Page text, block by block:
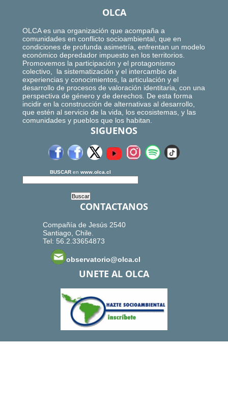
OLCA
OLCA es una organización que acompaña a
comunidades en conflicto socioambiental, que en
condiciones de profunda asimetría, enfrentan un modelo
económico depredador impuesto en los territorios.
Promovemos la participación y el protagonismo
colectivo, la sistematización y el intercambio de
experiencias y conocimientos, la articulación y el
desarrollo de procesos de valoración identitaria, con una
perspectiva de género y de derechos. De esta forma
incidir en la construcción de alternativas al desarrollo,
que estén al servicio de la vida, los ecosistemas, y las
comunidades y pueblos que los habitan.
SIGUENOS
BUSCAR en www.olca.cl
CONTACTANOS
Compañía de Jesús 2540
Santiago, Chile.
Tel: 56.2.33654873
observatorio@olca.cl
UNETE AL OLCA